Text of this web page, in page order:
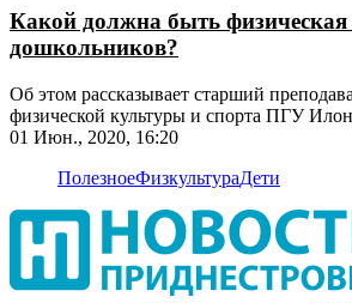
Какой должна быть физическая
дошкольников?
Об этом рассказывает старший
физической культуры и спорта ПГУ
01 Июн., 2020, 16:20
ПолезноеФизкультураДети